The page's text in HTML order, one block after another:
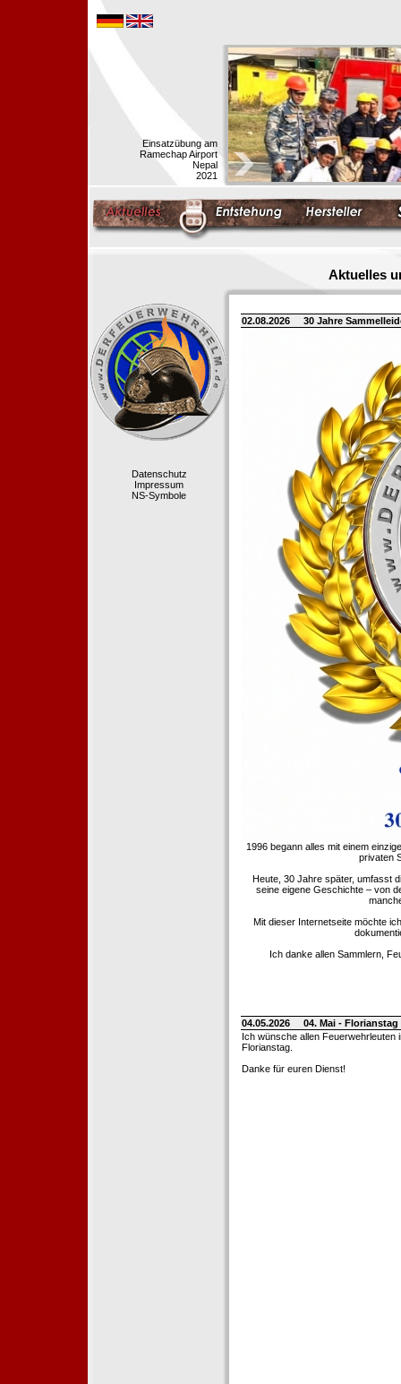
Einsatzübung am
Ramechap Airport
Nepal
2021
Aktuelles
Datenschutz
Impressum
NS-Symbole
02.08.2026 30 Jahre
1996 begann alles mit einem
privaten
Heute, 30 Jahre später, umfasst
seine eigene Geschichte – von
Mit dieser Internetseite möchte
Ich danke allen Sammlern,
04.05.2026
04. Mai -
Ich wünsche allen Feuerwehrleuten
Florianstag.
Danke für euren Dienst!